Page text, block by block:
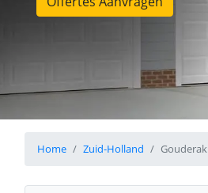
Home Zuid-Holland Gouderak